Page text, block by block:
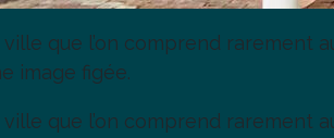
que l’on comprend rarement
image figée.
que l’on comprend rarement